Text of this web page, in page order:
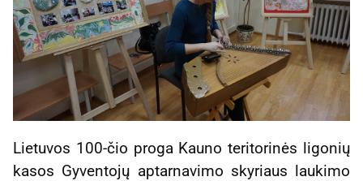
Lietuvos 100-čio proga Kauno teritorinės ligonių
kasos Gyventojų aptarnavimo skyriaus laukimo